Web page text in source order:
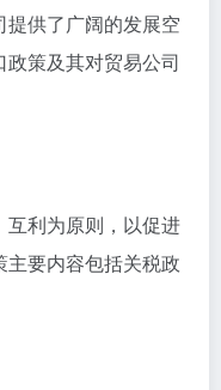
供了广阔的发展空
策及其对贸易公司
互利为原则，以促进
要内容包括关税政